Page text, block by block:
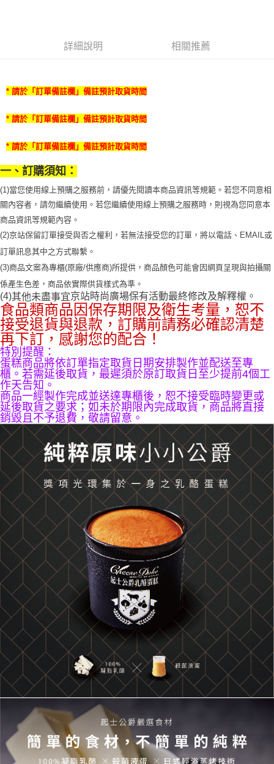
流程，驗證手機門號後，選擇欲分期的期數、繳款截止日，確認付款後即完
4.訂單成立30分鐘內，如未前往確認交易或遇審核未通過，訂單將自動取
法說明評估內容。
1.分期款項不併入電信帳單，「大哥付你分期」於每月結算日後寄送繳費提
醒簡訊。
2.透過簡訊連結打開帳單後，可選擇「超商條碼／台灣大直營門市／銀行轉
帳／街口支付／iPASS MONEY」等通路繳費。
【注意事項】
1.本服務係由「台灣大哥大股份有限公司」（以下簡稱本公司）所提供，讓
買賣價金債權讓與本公司後，依約使用本公司帳單繳交帳款。
2.基於同意付款使用「大哥付你分期」之契約關係目的，商店將以您的個人
由本公司與您本人進行分期帳單所需資料之確認、核對及更正。
3.完整用戶服務條款，請詳閱以下連結：https://oppay.tw/userRule
【關於「AFTEE先享後付」】
便利好安心！
３．安心：先確認商品／服務後，再付款。
【「AFTEE先享後付」結帳流程】
結帳頁面，進行簡訊認證並確認金額後，即可完成結帳。
２．訂單成立數日內，您將收到繳費通知簡訊。
３．收到繳費通知簡訊後14天內，點擊此簡訊中的連結，可透過四大超商／
ATM／網路銀行／等多元方式進行付款，方視為交易完成。
※ 請注意：結帳手續完成當下不需立刻繳費，但若您需要取消訂單，請聯絡
購買商品的店家。未經商家同意取消之訂單仍視為有效，需透過AFTEE先享
※ 交易是否成功請以「AFTEE先享後付 」之結帳頁面顯示為準，若有關於
是否繳費成功／繳費後需取消欲退款等相關疑問，請聯繫「AFTEE先享後付
客戶支援中心」https://netprotections.freshdesk.com/support/home
【注意事項】
１．透過由恩沛科技股份有限公司提供之「AFTEE先享後付」服務完成之交
易，需依本服務之必要範圍內提供個人資料，並將交易相關給付款項請求債
權轉讓予恩沛科技股份有限公司。
２．關於個人資料處理事宜，請瀏覽以下網址：
https://aftee.tw/terms/#terms3
３．未成年的使用者請事先徵得法定代理人或監護人之同意方可使用
「AFTEE先享後付」，若未經同意申辦者引起之損失，本公司不負相關責
任。
４．使用「AFTEE先享後付」時，將依據個別帳號之用戶狀況，依本公司即
時審查核予不同之上限額度；若仍有額度不足之情形，本公司將視審查結果
請求用戶進行身份認證。
５．嚴禁一人註冊多個帳號或使用他人資訊註冊。若發現惡意使用之情形，
恩沛科技股份有限公司將有權停止該用戶之使用額度並採取法律行動。
冷凍7-11取貨(快速到店)
每筆NT$200，滿NT$2,500(含以上)免運費
冷凍宅配
每筆NT$200，滿NT$2,500(含以上)免運費
京站台北店專櫃自取
免運費
詳細說明 相關推薦
* 請於「訂單備註欄」備註預計取貨時間
* 請於「訂單備註欄」備註預計取貨時間
* 請於「訂單備註欄」備註預計取貨時間
一、訂購須知：
(1)當您使用線上預購之服務前，請優先閱讀本商品資訊等規範。若您不同意相
關內容者，請勿繼續使用。若您繼續使用線上預購之服務時，則視為您同意本
商品資訊等規範內容。
(2)京站保留訂單接受與否之權利，若無法接受您的訂單，將以電話、EMAIL或
訂單訊息其中之方式聯繫。
(3)商品文案為專櫃(原廠/供應商)所提供，商品顏色可能會因網頁呈現與拍攝關
係產生色差，商品依實際供貨樣式為準。
(4)其他未盡事宜京站時尚廣場保有活動最終修改及解釋權。
食品類商品因保存期限及衛生考量，恕不
接受退貨與退款，訂購前請務必確認清楚
再下訂，感謝您的配合！
特別提醒：
蛋糕商品將依訂單指定取貨日期安排製作並配送至專
櫃。若需延後取貨，最遲須於原訂取貨日至少提前4個工
作天告知。
商品一經製作完成並送達專櫃後，恕不接受臨時變更或
延後取貨之要求；如未於期限內完成取貨，商品將直接
銷毀且不予退費，敬請留意。